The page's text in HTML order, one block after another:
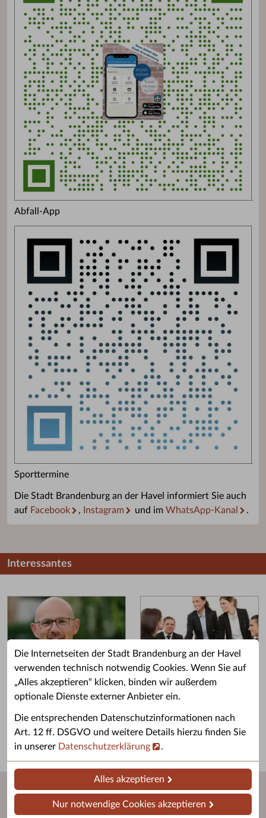
Die Internetseiten der Stadt Brandenburg an der Havel
verwenden technisch notwendig Cookies. Wenn Sie auf
„Alles akzeptieren“ klicken, binden wir außerdem
optionale Dienste externer Anbieter ein.
Die entsprechenden Datenschutzinformationen nach
Art. 12 ff. DSGVO und weitere Details hierzu finden Sie
in unserer Datenschutzerklärung .
Alles akzeptieren
Nur notwendige Cookies akzeptieren
Abfall-App
Sporttermine
Die Stadt Brandenburg an der Havel informiert Sie auch
auf Facebook , Instagram und im WhatsApp-Kanal .
Interessantes
Grußwort des OB